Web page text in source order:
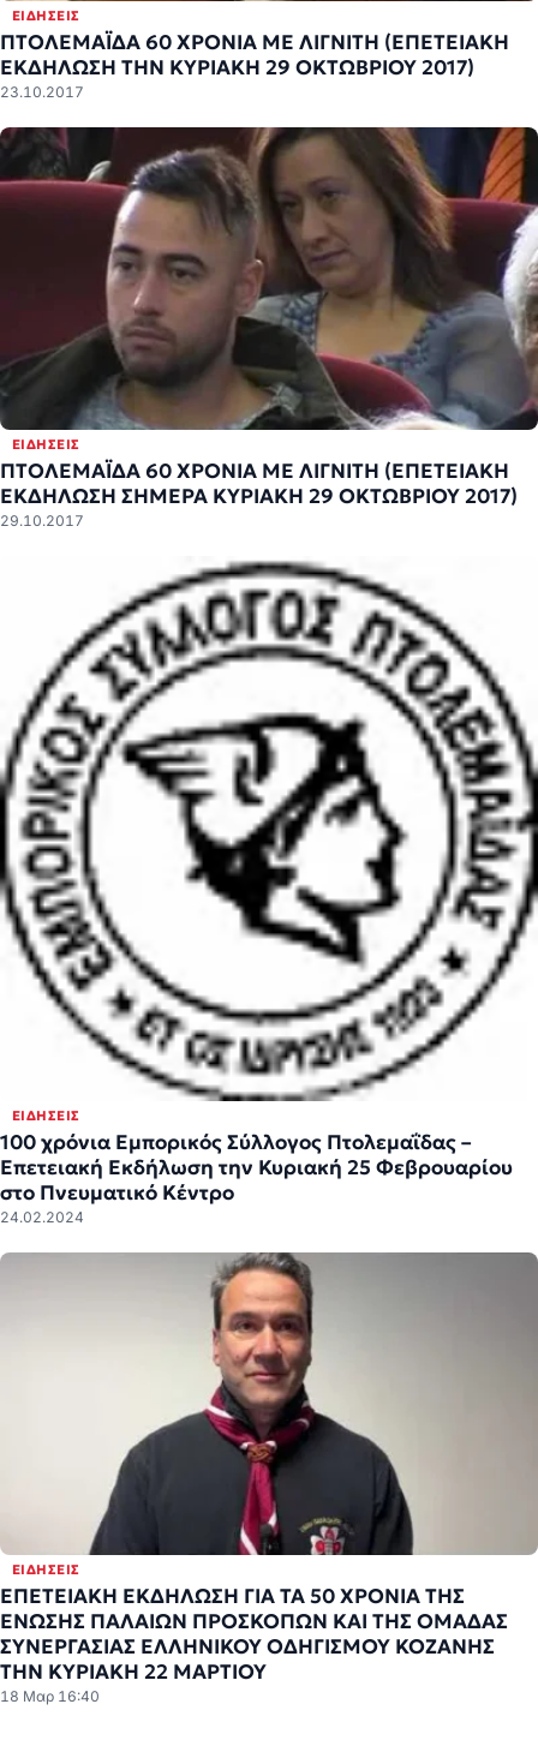
ΕΙΔΉΣΕΙΣ
ΠΤΟΛΕΜΑΪΔΑ 60 ΧΡΟΝΙΑ ΜΕ ΛΙΓΝΙΤΗ (ΕΠΕΤΕΙΑΚΗ
ΕΚΔΗΛΩΣΗ ΤΗΝ ΚΥΡΙΑΚΗ 29 ΟΚΤΩΒΡΙΟΥ 2017)
23.10.2017
ΕΙΔΉΣΕΙΣ
ΠΤΟΛΕΜΑΪΔΑ 60 ΧΡΟΝΙΑ ΜΕ ΛΙΓΝΙΤΗ (ΕΠΕΤΕΙΑΚΗ
ΕΚΔΗΛΩΣΗ ΣΗΜΕΡΑ ΚΥΡΙΑΚΗ 29 ΟΚΤΩΒΡΙΟΥ 2017)
29.10.2017
ΕΙΔΉΣΕΙΣ
100 χρόνια Εμπορικός Σύλλογος Πτολεμαΐδας –
Επετειακή Εκδήλωση την Κυριακή 25 Φεβρουαρίου
στο Πνευματικό Κέντρο
24.02.2024
ΕΙΔΉΣΕΙΣ
ΕΠΕΤΕΙΑΚΗ ΕΚΔΗΛΩΣΗ ΓΙΑ ΤΑ 50 ΧΡΟΝΙΑ ΤΗΣ
ΕΝΩΣΗΣ ΠΑΛΑΙΩΝ ΠΡΟΣΚΟΠΩΝ ΚΑΙ ΤΗΣ ΟΜΑΔΑΣ
ΣΥΝΕΡΓΑΣΙΑΣ ΕΛΛΗΝΙΚΟΥ ΟΔΗΓΙΣΜΟΥ ΚΟΖΑΝΗΣ
ΤΗΝ ΚΥΡΙΑΚΗ 22 ΜΑΡΤΙΟΥ
18 Μαρ 16:40